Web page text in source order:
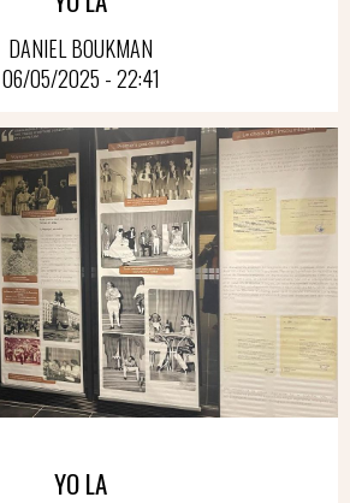
DANIEL BOUKMAN
06/05/2025 - 22:41
YO LA